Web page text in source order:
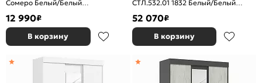
Сомеро Белый/Белый
12 990₽
В корзину
СТЛ.532.01 1832 Белый/Белый
52 070₽
В корзину